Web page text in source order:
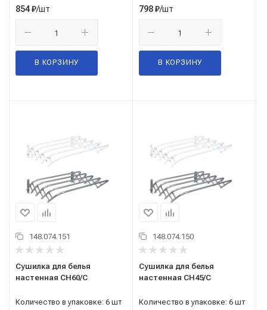
854₽/шт
В КОРЗИНУ
798₽/шт
В КОРЗИНУ
148.074.151
Сушилка для белья
настенная СН60/С
Количество в упаковке: 6 шт
148.074.150
Сушилка для белья
настенная СН45/С
Количество в упаковке: 6 шт